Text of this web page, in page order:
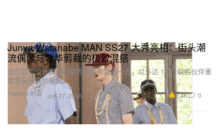
Fashion 时装
Junya Watanabe MAN SS27 大秀亮相：街头潮
流偶像与奢华剪裁的极致混搭
这位前卫设计师在巴黎秀场带来震撼一击，以多达 16 个联名伙伴重
塑男装伸展台版图。
Jun 27, 2026 2.4K 0